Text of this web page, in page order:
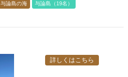
与論島の海 与論島（19名）
詳しくはこちら